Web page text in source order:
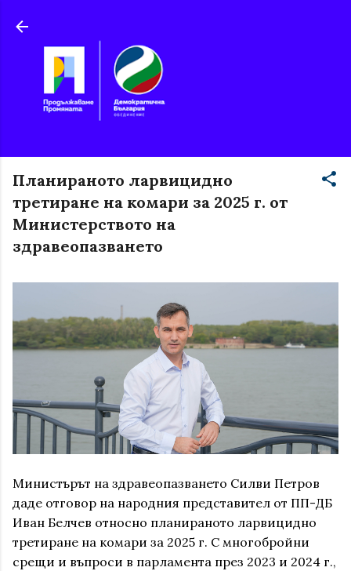
Планираното ларвицидно
третиране на комари за 2025 г. от
Министерството на
здравеопазването
Министърът на здравеопазването Силви Петров
даде отговор на народния представител от ПП-ДБ
Иван Белчев относно планираното ларвицидно
третиране на комари за 2025 г. С многобройни
срещи и въпроси в парламента през 2023 и 2024 г.,